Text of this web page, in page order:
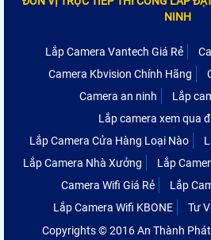
NINH
Lắp Camera Vantech Giá Rẻ
Camera Kbvision Chính Hãng
Camera an ninh
Lắp
Lắp camera xem qua
Lắp Camera Cửa Hàng Loại Nào
Lắp Camera Nhà Xưởng
Lắp
Camera Wifi Giá Rẻ
Lắp
Lắp Camera Wifi KBONE
Tư
Copyrights © 2016 An Thành